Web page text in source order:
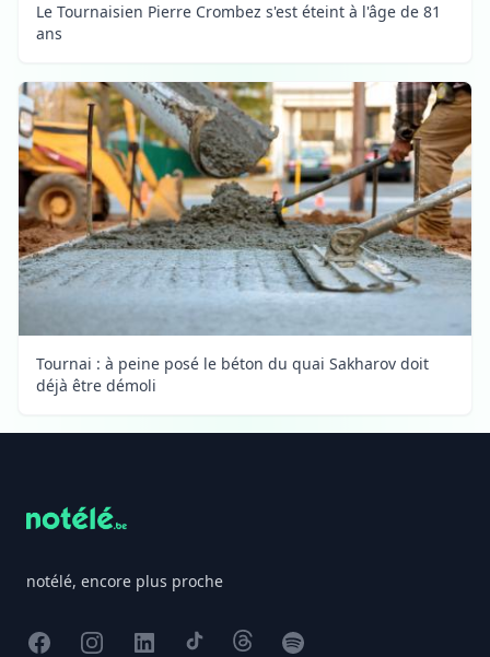
Le Tournaisien Pierre Crombez s'est éteint à l'âge de 81
ans
Tournai : à peine posé le béton du quai Sakharov doit
déjà être démoli
notélé, encore plus proche
FacebookInstagram
X TikTokThreadsSpotify